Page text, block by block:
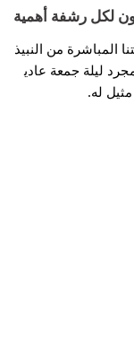
المباشرة من النبيذ
ليلة جمعة عادي
له.